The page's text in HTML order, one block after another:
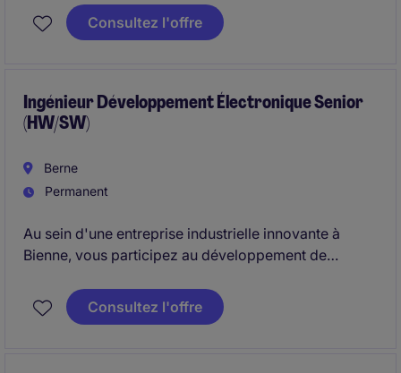
accompagnez les équipes dans la standardisation
des processus, la mise en place d'indicateurs de
Consultez l'offre
Ingénieur Développement Électronique Senior
(HW/SW)
Berne
Permanent
Au sein d'une entreprise industrielle innovante à
Bienne, vous participez au développement de
l'ensemble du cycle de développement, de la
conception à la validation, en veillant au respect des
Consultez l'offre